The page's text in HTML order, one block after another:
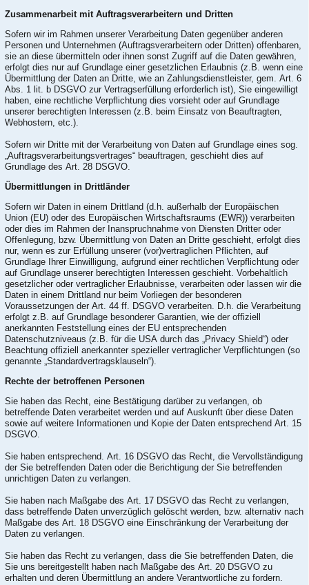
Zusammenarbeit mit Auftragsverarbeitern und Dritten
Sofern wir im Rahmen unserer Verarbeitung Daten gegenüber anderen
Personen und Unternehmen (Auftragsverarbeitern oder Dritten) offenbaren,
sie an diese übermitteln oder ihnen sonst Zugriff auf die Daten gewähren,
erfolgt dies nur auf Grundlage einer gesetzlichen Erlaubnis (z.B. wenn eine
Übermittlung der Daten an Dritte, wie an Zahlungsdienstleister, gem. Art. 6
Abs. 1 lit. b DSGVO zur Vertragserfüllung erforderlich ist), Sie eingewilligt
haben, eine rechtliche Verpflichtung dies vorsieht oder auf Grundlage
unserer berechtigten Interessen (z.B. beim Einsatz von Beauftragten,
Webhostern, etc.).
Sofern wir Dritte mit der Verarbeitung von Daten auf Grundlage eines sog.
„Auftragsverarbeitungsvertrages“ beauftragen, geschieht dies auf
Grundlage des Art. 28 DSGVO.
Übermittlungen in Drittländer
Sofern wir Daten in einem Drittland (d.h. außerhalb der Europäischen
Union (EU) oder des Europäischen Wirtschaftsraums (EWR)) verarbeiten
oder dies im Rahmen der Inanspruchnahme von Diensten Dritter oder
Offenlegung, bzw. Übermittlung von Daten an Dritte geschieht, erfolgt dies
nur, wenn es zur Erfüllung unserer (vor)vertraglichen Pflichten, auf
Grundlage Ihrer Einwilligung, aufgrund einer rechtlichen Verpflichtung oder
auf Grundlage unserer berechtigten Interessen geschieht. Vorbehaltlich
gesetzlicher oder vertraglicher Erlaubnisse, verarbeiten oder lassen wir die
Daten in einem Drittland nur beim Vorliegen der besonderen
Voraussetzungen der Art. 44 ff. DSGVO verarbeiten. D.h. die Verarbeitung
erfolgt z.B. auf Grundlage besonderer Garantien, wie der offiziell
anerkannten Feststellung eines der EU entsprechenden
Datenschutzniveaus (z.B. für die USA durch das „Privacy Shield“) oder
Beachtung offiziell anerkannter spezieller vertraglicher Verpflichtungen (so
genannte „Standardvertragsklauseln“).
Rechte der betroffenen Personen
Sie haben das Recht, eine Bestätigung darüber zu verlangen, ob
betreffende Daten verarbeitet werden und auf Auskunft über diese Daten
sowie auf weitere Informationen und Kopie der Daten entsprechend Art. 15
DSGVO.
Sie haben entsprechend. Art. 16 DSGVO das Recht, die Vervollständigung
der Sie betreffenden Daten oder die Berichtigung der Sie betreffenden
unrichtigen Daten zu verlangen.
Sie haben nach Maßgabe des Art. 17 DSGVO das Recht zu verlangen,
dass betreffende Daten unverzüglich gelöscht werden, bzw. alternativ nach
Maßgabe des Art. 18 DSGVO eine Einschränkung der Verarbeitung der
Daten zu verlangen.
Sie haben das Recht zu verlangen, dass die Sie betreffenden Daten, die
Sie uns bereitgestellt haben nach Maßgabe des Art. 20 DSGVO zu
erhalten und deren Übermittlung an andere Verantwortliche zu fordern.